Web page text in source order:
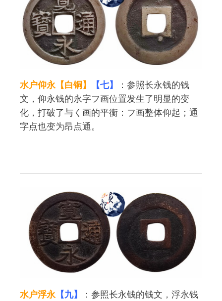
水户仰永【白铜】 【七】
：参照长永钱的钱
文，仰永钱的永字フ画位置发生了明显的变
化，打破了与く画的平衡：フ画整体仰起；通
字点也变为昂点通。
水户浮永 【九】
：参照长永钱的钱文，浮永钱